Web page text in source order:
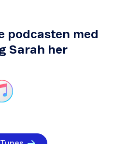
podcasten med
Sarah her